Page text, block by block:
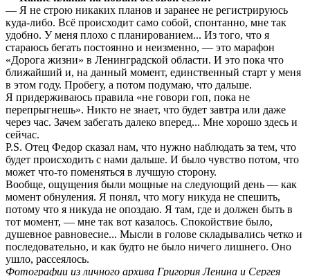
— Я не строю никаких планов и заранее не регистрируюсь
куда-либо. Всё происходит само собой, спонтанно, мне так
удобно. У меня плохо с планированием... Из того, что я
стараюсь бегать постоянно и неизменно, — это марафон
«Дорога жизни» в Ленинградской области. И это пока что
ближайший и, на данный момент, единственный старт у меня
в этом году. Пробегу, а потом подумаю, что дальше.
Я придерживаюсь правила «не говори гоп, пока не
перепрыгнешь». Никто не знает, что будет завтра или даже
через час. Зачем забегать далеко вперед... Мне хорошо здесь и
сейчас.
P.S. Отец Федор сказал нам, что нужно наблюдать за тем, что
будет происходить с нами дальше. И было чувство потом, что
может что-то поменяться в лучшую сторону.
Вообще, ощущения были мощные на следующий день — как
момент обнуления. Я понял, что могу никуда не спешить,
потому что я никуда не опоздаю. Я там, где и должен быть в
тот момент, — мне так вот казалось. Спокойствие было,
душевное равновесие... Мысли в голове складывались четко и
последовательно, и как будто не было ничего лишнего. Оно
ушло, рассеялось.
Фотографии из личного архива Григория Ленина и Сергея